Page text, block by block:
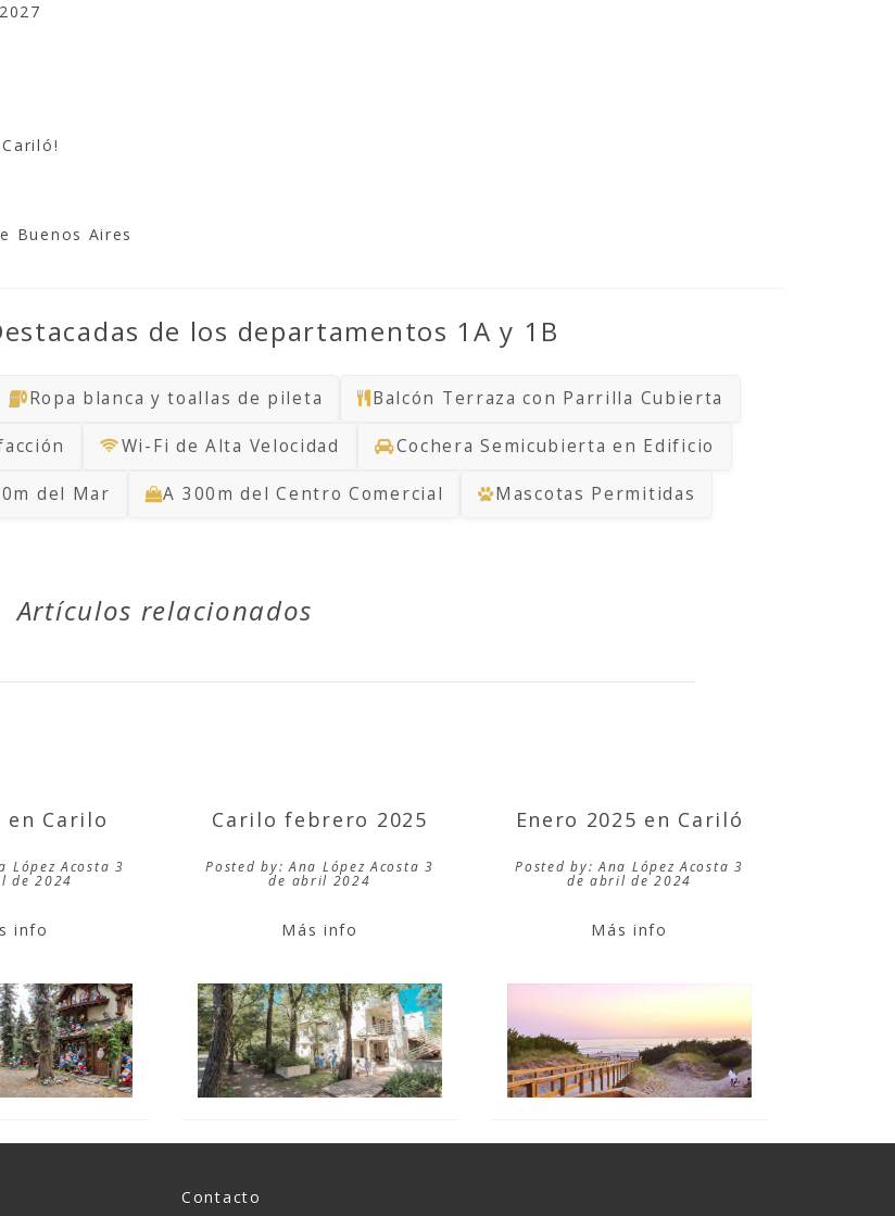
Buenos Aires
de los departamentos 1A y 1B
Ropa blanca y toallas de pileta Balcón Terraza con Parrilla Cubierta
Wi-Fi de Alta Velocidad Cochera Semicubierta en Edificio
del Mar A 300m del Centro Comercial Mascotas Permitidas
Artículos relacionados
en Carilo
López Acosta 3
de 2024
info
Carilo febrero 2025
Posted by: Ana López Acosta 3
de abril 2024
Más info
Enero 2025 en Cariló
Posted by: Ana López Acosta 3
de abril de 2024
Más info
Contacto